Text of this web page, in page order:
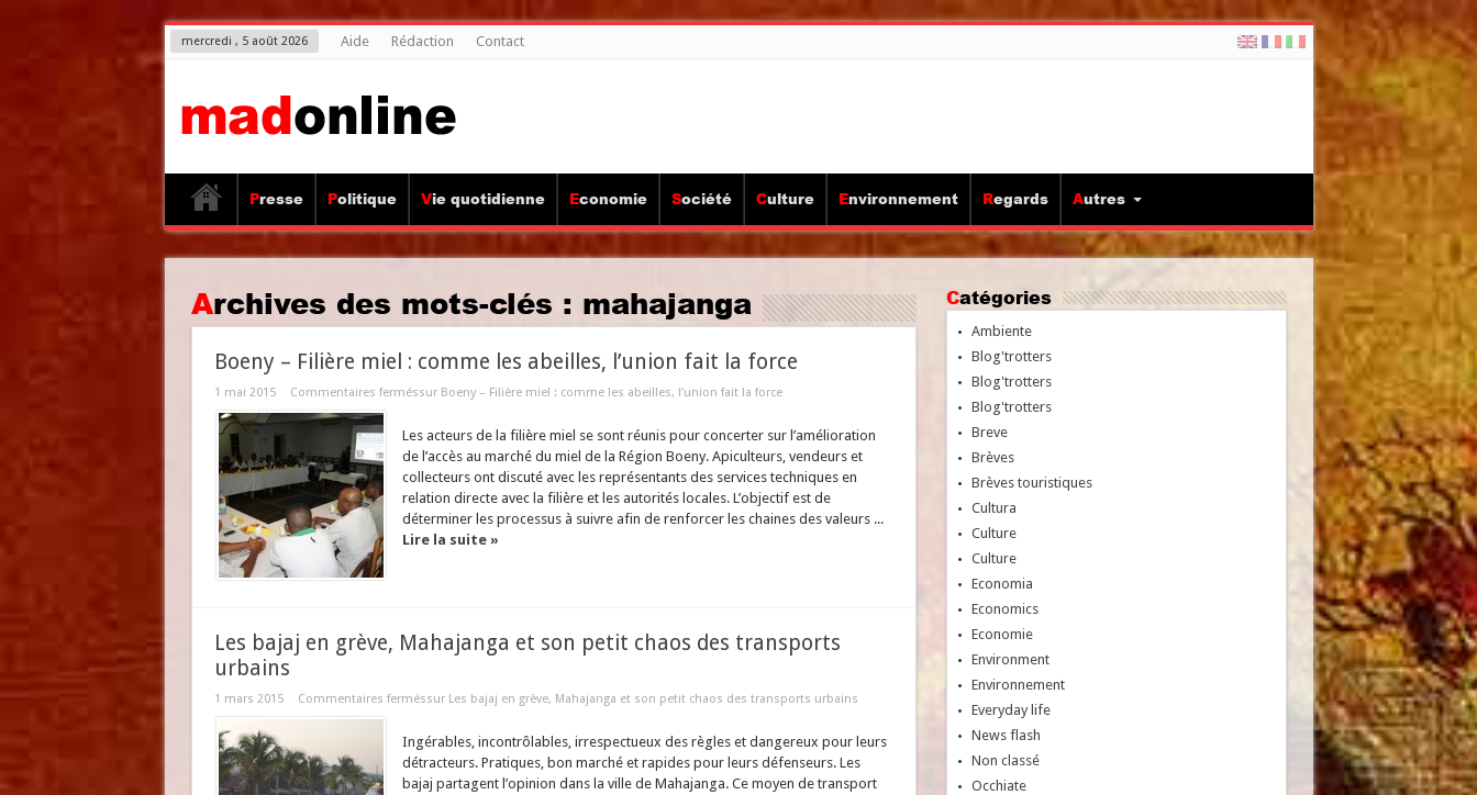
mercredi , 5 août 2026 Aide Rédaction Contact
Presse Politique Vie quotidienne Economie Société Culture Environnement Regards Autres
Archives des mots-clés : mahajanga
Boeny – Filière miel : comme les abeilles, l’union fait la force
1 mai 2015 Commentaires ferméssur Boeny – Filière miel : comme les abeilles, l’union fait la force
Les acteurs de la filière miel se sont réunis pour concerter sur l’amélioration
de l’accès au marché du miel de la Région Boeny. Apiculteurs, vendeurs et
collecteurs ont discuté avec les représentants des services techniques en
relation directe avec la filière et les autorités locales. L’objectif est de
déterminer les processus à suivre afin de renforcer les chaines des valeurs ...
Lire la suite »
Les bajaj en grève, Mahajanga et son petit chaos des transports
urbains
1 mars 2015 Commentaires ferméssur Les bajaj en grève, Mahajanga et son petit chaos des transports urbains
Ingérables, incontrôlables, irrespectueux des règles et dangereux pour leurs
détracteurs. Pratiques, bon marché et rapides pour leurs défenseurs. Les
bajaj partagent l’opinion dans la ville de Mahajanga. Ce moyen de transport
Catégories
Ambiente
Blog'trotters
Blog'trotters
Blog'trotters
Breve
Brèves
Brèves touristiques
Cultura
Culture
Culture
Economia
Economics
Economie
Environment
Environnement
Everyday life
News flash
Non classé
Occhiate